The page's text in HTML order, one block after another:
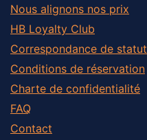
Nous alignons nos prix
HB Loyalty Club
Correspondance de statut
Conditions de réservation
Charte de confidentialité
FAQ
Contact